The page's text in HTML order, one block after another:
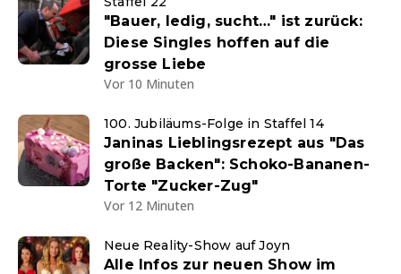
"Bauer, ledig, sucht…" ist zurück:
Diese Singles hoffen auf die
grosse Liebe
Vor 10 Minuten
100. Jubiläums-Folge in Staffel 14
Janinas Lieblingsrezept aus "Das
große Backen": Schoko-Bananen-
Torte "Zucker-Zug"
Vor 12 Minuten
Neue Reality-Show auf Joyn
Alle Infos zur neuen Show im